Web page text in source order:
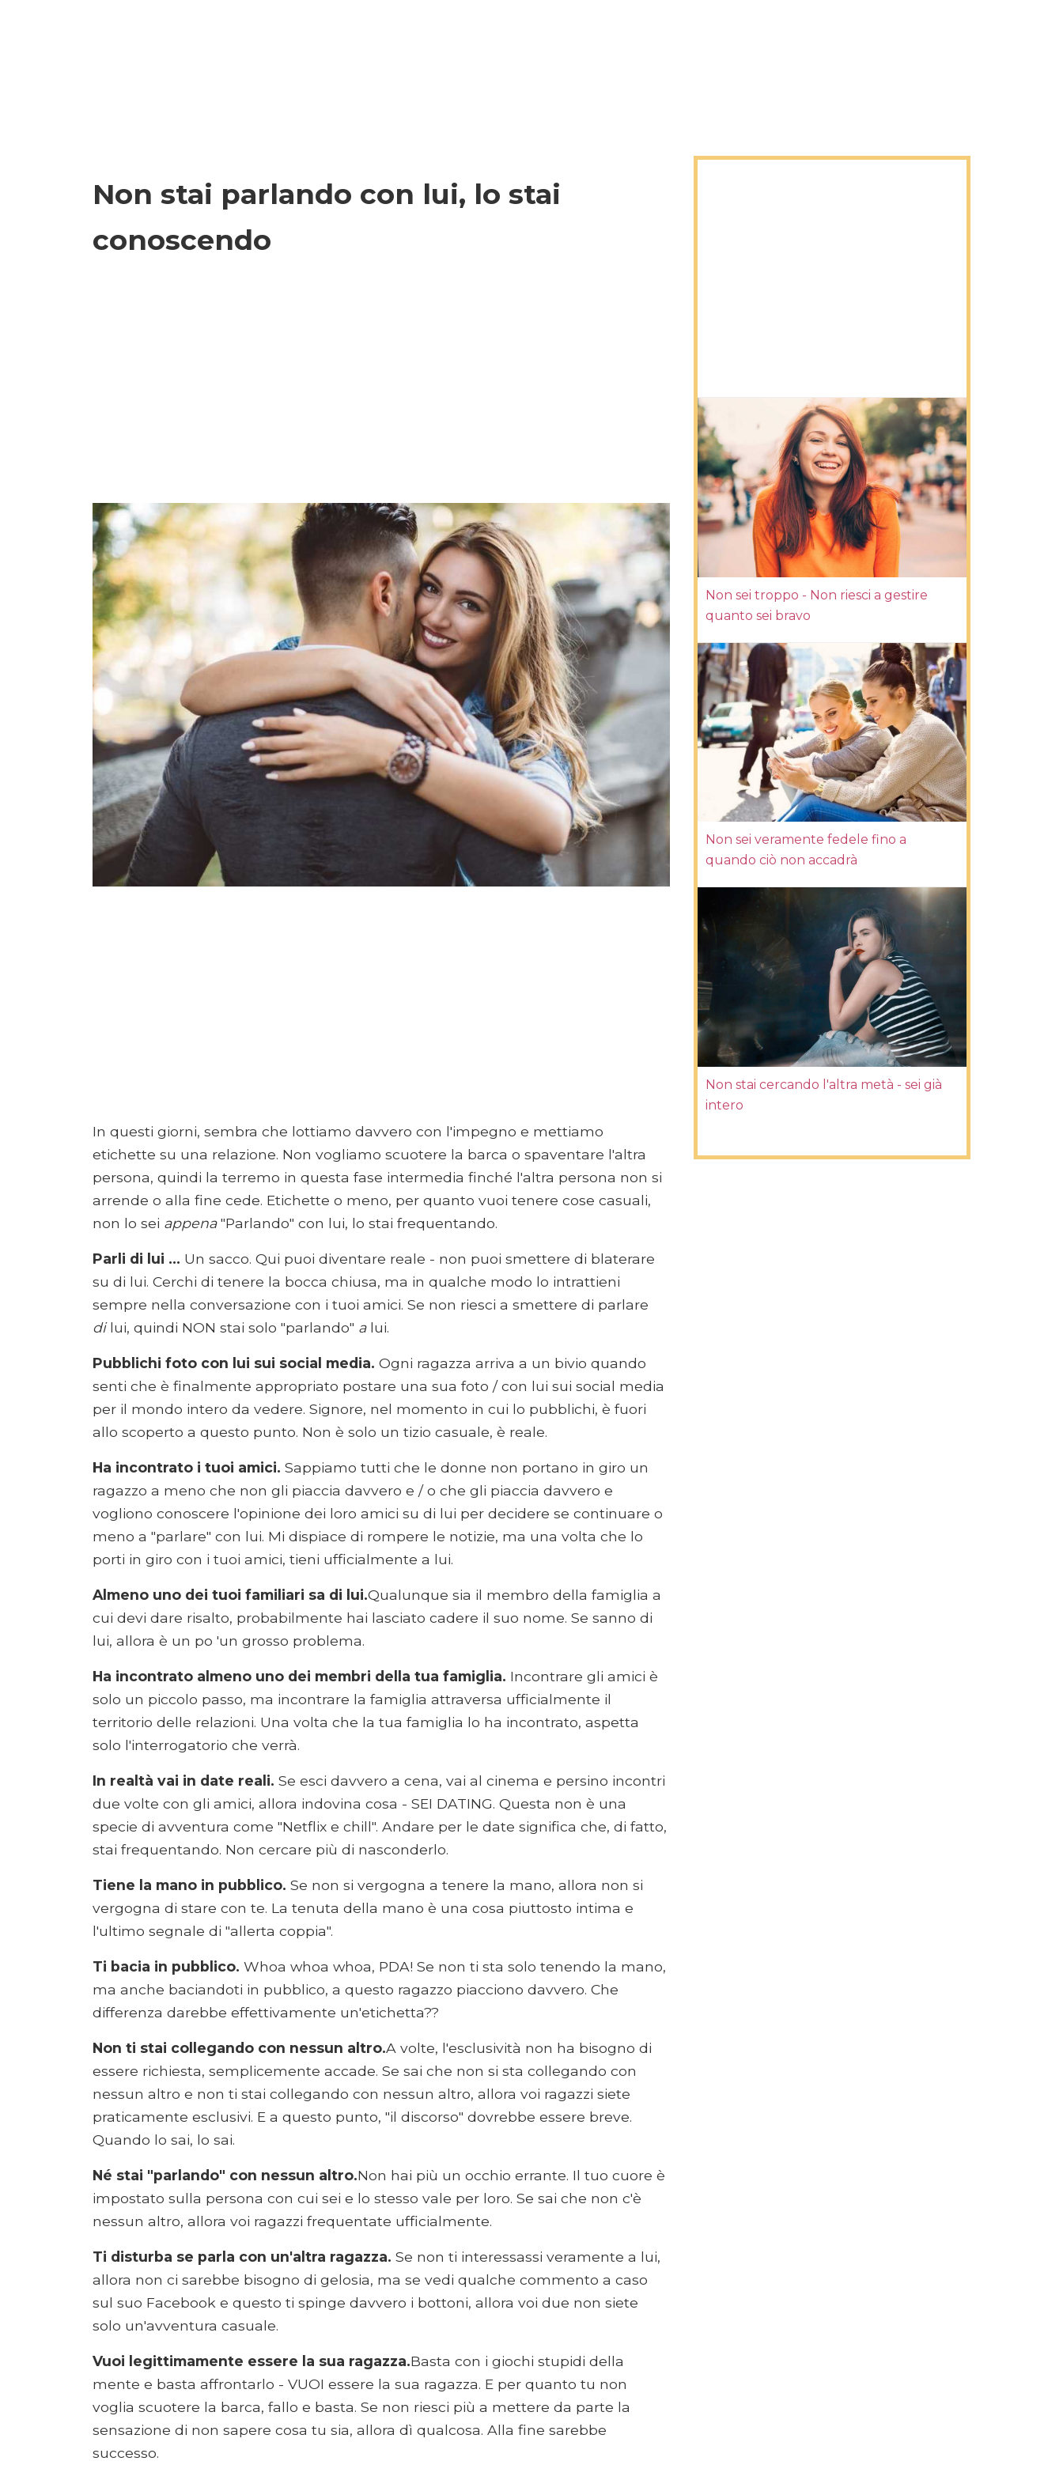
Non stai parlando con lui, lo stai
conoscendo
In questi giorni, sembra che lottiamo davvero con l'impegno e mettiamo
etichette su una relazione. Non vogliamo scuotere la barca o spaventare l'altra
persona, quindi la terremo in questa fase intermedia finché l'altra persona non si
arrende o alla fine cede. Etichette o meno, per quanto vuoi tenere cose casuali,
non lo sei appena"Parlando" con lui, lo stai frequentando.
Parli di lui ... Un sacco. Qui puoi diventare reale - non puoi smettere di blaterare
su di lui. Cerchi di tenere la bocca chiusa, ma in qualche modo lo intrattieni
sempre nella conversazione con i tuoi amici. Se non riesci a smettere di parlare
dilui, quindi NON stai solo "parlando" alui.
Pubblichi foto con lui sui social media. Ogni ragazza arriva a un bivio quando
senti che è finalmente appropriato postare una sua foto / con lui sui social media
per il mondo intero da vedere. Signore, nel momento in cui lo pubblichi, è fuori
allo scoperto a questo punto. Non è solo un tizio casuale, è reale.
Ha incontrato i tuoi amici. Sappiamo tutti che le donne non portano in giro un
ragazzo a meno che non gli piaccia davvero e / o che gli piaccia davvero e
vogliono conoscere l'opinione dei loro amici su di lui per decidere se continuare o
meno a "parlare" con lui. Mi dispiace di rompere le notizie, ma una volta che lo
porti in giro con i tuoi amici, tieni ufficialmente a lui.
Almeno uno dei tuoi familiari sa di lui.Qualunque sia il membro della famiglia a
cui devi dare risalto, probabilmente hai lasciato cadere il suo nome. Se sanno di
lui, allora è un po 'un grosso problema.
Ha incontrato almeno uno dei membri della tua famiglia. Incontrare gli amici è
solo un piccolo passo, ma incontrare la famiglia attraversa ufficialmente il
territorio delle relazioni. Una volta che la tua famiglia lo ha incontrato, aspetta
solo l'interrogatorio che verrà.
In realtà vai in date reali. Se esci davvero a cena, vai al cinema e persino incontri
due volte con gli amici, allora indovina cosa - SEI DATING. Questa non è una
specie di avventura come "Netflix e chill". Andare per le date significa che, di fatto,
stai frequentando. Non cercare più di nasconderlo.
Tiene la mano in pubblico. Se non si vergogna a tenere la mano, allora non si
vergogna di stare con te. La tenuta della mano è una cosa piuttosto intima e
l'ultimo segnale di "allerta coppia".
Ti bacia in pubblico. Whoa whoa whoa, PDA! Se non ti sta solo tenendo la mano,
ma anche baciandoti in pubblico, a questo ragazzo piacciono davvero. Che
differenza darebbe effettivamente un'etichetta??
Non ti stai collegando con nessun altro.A volte, l'esclusività non ha bisogno di
essere richiesta, semplicemente accade. Se sai che non si sta collegando con
nessun altro e non ti stai collegando con nessun altro, allora voi ragazzi siete
praticamente esclusivi. E a questo punto, "il discorso" dovrebbe essere breve.
Quando lo sai, lo sai.
Né stai "parlando" con nessun altro.Non hai più un occhio errante. Il tuo cuore è
impostato sulla persona con cui sei e lo stesso vale per loro. Se sai che non c'è
nessun altro, allora voi ragazzi frequentate ufficialmente.
Ti disturba se parla con un'altra ragazza. Se non ti interessassi veramente a lui,
allora non ci sarebbe bisogno di gelosia, ma se vedi qualche commento a caso
sul suo Facebook e questo ti spinge davvero i bottoni, allora voi due non siete
solo un'avventura casuale.
Vuoi legittimamente essere la sua ragazza.Basta con i giochi stupidi della
mente e basta affrontarlo - VUOI essere la sua ragazza. E per quanto tu non
voglia scuotere la barca, fallo e basta. Se non riesci più a mettere da parte la
sensazione di non sapere cosa tu sia, allora dì qualcosa. Alla fine sarebbe
successo.
Non sei troppo - Non riesci a gestire
quanto sei bravo
Non sei veramente fedele fino a
quando ciò non accadrà
Non stai cercando l'altra metà - sei già
intero